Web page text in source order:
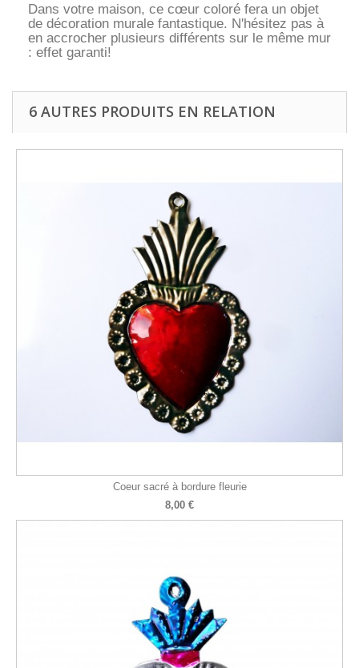
Dans votre maison, ce cœur coloré fera un objet
de décoration murale fantastique. N'hésitez pas à
en accrocher plusieurs différents sur le même mur
: effet garanti!
6 AUTRES PRODUITS EN RELATION
Coeur sacré à bordure fleurie
8,00 €